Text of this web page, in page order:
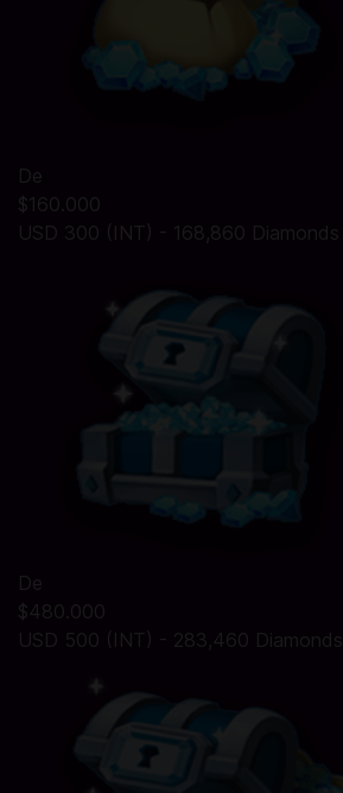
De
$160.000
USD 300 (INT) - 168,860 Diamonds
De
$480.000
USD 500 (INT) - 283,460 Diamonds